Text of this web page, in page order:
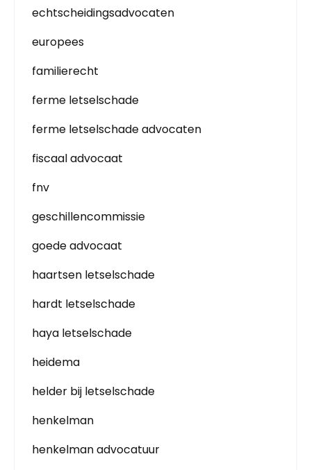
echtscheidingsadvocaten
europees
familierecht
ferme letselschade
ferme letselschade advocaten
fiscaal advocaat
fnv
geschillencommissie
goede advocaat
haartsen letselschade
hardt letselschade
haya letselschade
heidema
helder bij letselschade
henkelman
henkelman advocatuur